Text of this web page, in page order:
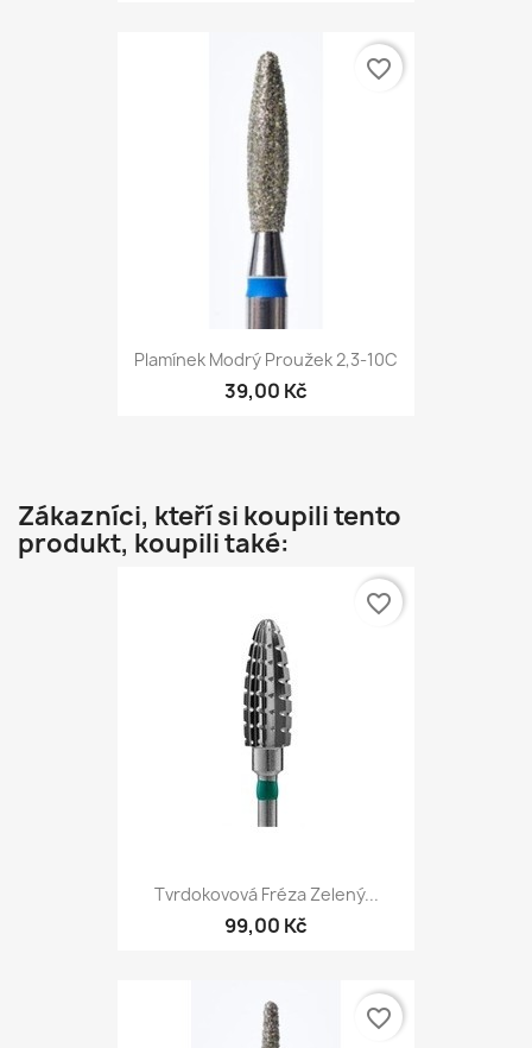
Plamínek Modrý Proužek 2,3-10С
39,00 Kč
favorite_border
Zákazníci, kteří si koupili tento
produkt, koupili také:
Tvrdokovová Fréza Zelený...
99,00 Kč
favorite_border
favorite_border